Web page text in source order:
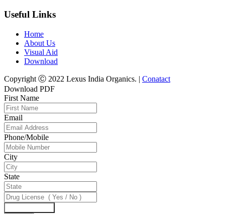
Useful Links
Home
About Us
Visual Aid
Download
Copyright Ⓒ 2022 Lexus India Organics. | Conatact
Download PDF
First Name
Email
Phone/Mobile
City
State